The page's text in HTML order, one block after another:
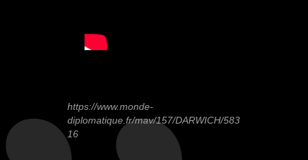
https://www.monde-
diplomatique.fr/mav/157/DARWICH/583
16